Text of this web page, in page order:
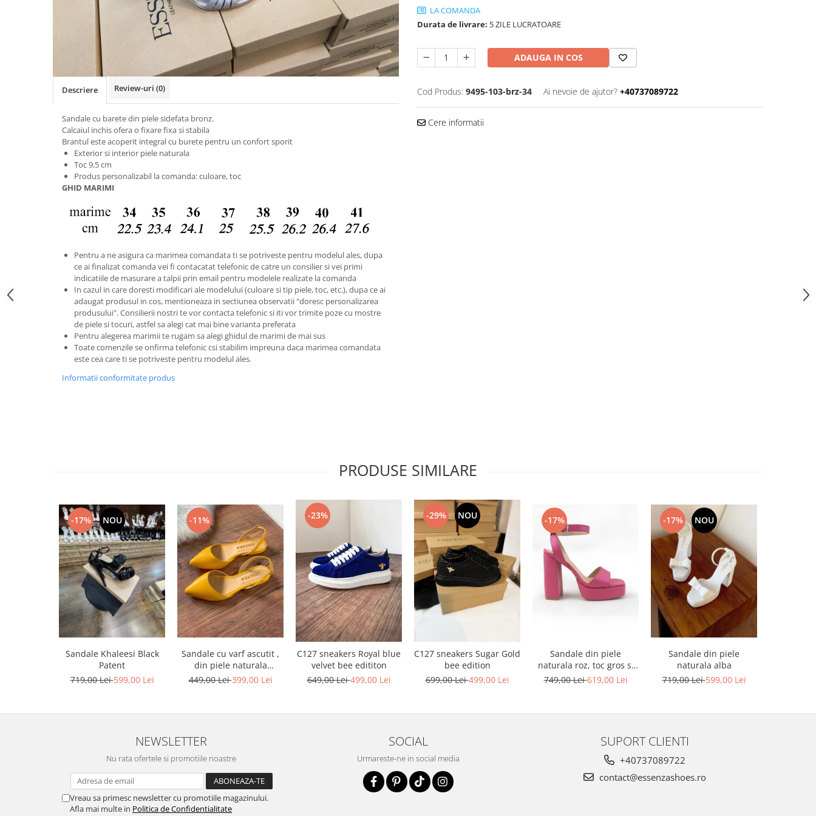
LA COMANDA
Durata de livrare: 5 ZILE LUCRATOARE
ADAUGA IN COS
Cod Produs: 9495-103-brz-34 Ai nevoie de ajutor? +40737089722
Cere informatii
Descriere Review-uri (0)
Sandale cu barete din piele sidefata bronz.
Calcaiul inchis ofera o fixare fixa si stabila
Brantul este acoperit integral cu burete pentru un confort sporit
Exterior si interior piele naturala
Toc 9,5 cm
Produs personalizabil la comanda: culoare, toc
GHID MARIMI
Pentru a ne asigura ca marimea comandata ti se potriveste pentru modelul ales, dupa
ce ai finalizat comanda vei fi contacatat telefonic de catre un consilier si vei primi
indicatiile de masurare a talpii prin email pentru modelele realizate la comanda
In cazul in care doresti modificari ale modelului (culoare si tip piele, toc, etc.), dupa ce ai
adaugat produsul in cos, mentioneaza in sectiunea observatii "doresc personalizarea
produsului". Consilierii nostri te vor contacta telefonic si iti vor trimite poze cu mostre
de piele si tocuri, astfel sa alegi cat mai bine varianta preferata
Pentru alegerea marimii te rugam sa alegi ghidul de marimi de mai sus
Toate comenzile se onfirma telefonic csi stabilim impreuna daca marimea comandata
este cea care ti se potriveste pentru modelul ales.
Informatii conformitate produs
PRODUSE SIMILARE
-17% NOU
Sandale Khaleesi Black
Patent
719,00 Lei599,00 Lei
-11%
Sandale cu varf ascutit ,
din piele naturala
galbena
449,00 Lei399,00 Lei
-23%
C127 sneakers Royal blue
velvet bee edititon
649,00 Lei499,00 Lei
-29% NOU
C127 sneakers Sugar Gold
bee edition
699,00 Lei499,00 Lei
-17%
Sandale din piele
naturala roz, toc gros si
platforma
749,00 Lei619,00 Lei
-17% NOU
Sandale din piele
naturala alba
719,00 Lei599,00 Lei
NEWSLETTER
Nu rata ofertele si promotiile noastre
Vreau sa primesc newsletter cu promotiile magazinului.
Afla mai multe in Politica de Confidentialitate
SOCIAL
Urmareste-ne in social media
SUPORT CLIENTI
+40737089722
contact@essenzashoes.ro